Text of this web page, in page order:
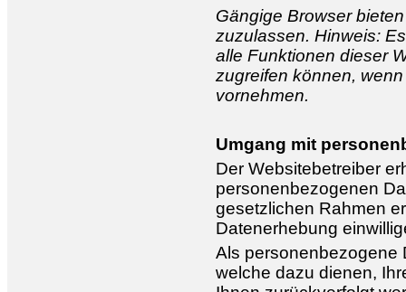
Gängige Browser
zuzulassen. Hinweis:
alle Funktionen dieser
zugreifen können,
vornehmen.
Umgang mit
Der Websitebetreiber
personenbezogenen
gesetzlichen Rahmen
Datenerhebung
Als personenbezogene
welche dazu dienen,